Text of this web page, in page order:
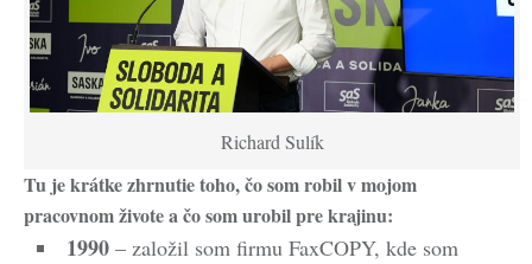
Richard Sulík
Tu je krátke zhrnutie toho, čo som robil v mojom
pracovnom živote a čo som urobil pre krajinu:
1990 – založil som firmu FaxCOPY, kde som